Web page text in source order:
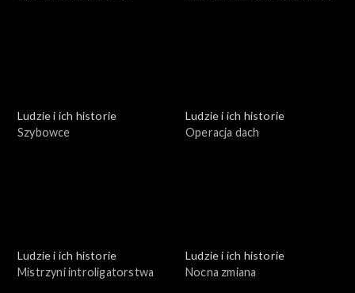
Ludzie i ich historie
Szybowce
Ludzie i ich historie
Operacja dach
Ludzie i ich historie
Mistrzyni introligatorstwa
Ludzie i ich historie
Nocna zmiana